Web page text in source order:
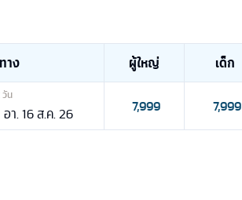
าง ผู้ใหญ่ เด็ก
วัน
อา. 16 ส.ค. 26 7,999 7,999